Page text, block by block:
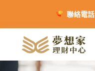
聯絡電話